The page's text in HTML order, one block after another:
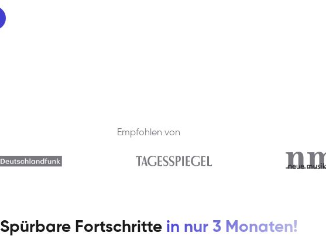
Empfohlen von
Spürbare Fortschritte in nur 3 Monaten!